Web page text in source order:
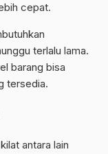
cepat.
terlalu lama.
barang bisa
tersedia.
antara lain